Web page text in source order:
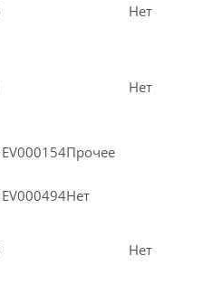
Нет
Нет
EV000154Прочее
EV000494Нет
Нет